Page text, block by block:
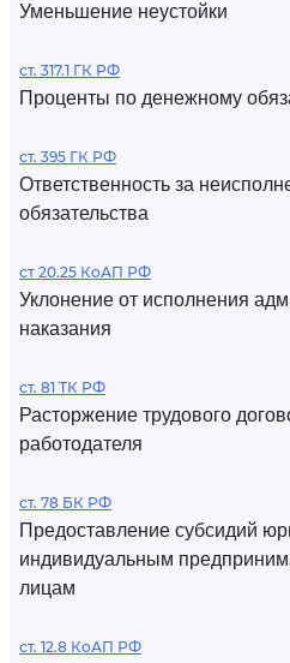
Уменьшение неустойки
ст. 317.1 ГК РФ
Проценты по денежному
ст. 395 ГК РФ
Ответственность за
обязательства
ст 20.25 КоАП РФ
Уклонение от исполнения
наказания
ст. 81 ТК РФ
Расторжение трудового
работодателя
ст. 78 БК РФ
Предоставление субсидий
индивидуальным
лицам
ст. 12.8 КоАП РФ